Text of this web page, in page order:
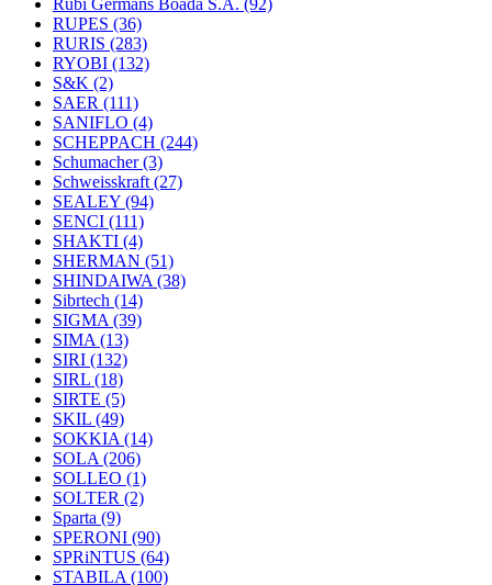
Rubi Germans Boada S.A. (92)
RUPES (36)
RURIS (283)
RYOBI (132)
S&K (2)
SAER (111)
SANIFLO (4)
SCHEPPACH (244)
Schumacher(3)
Schweisskraft (27)
SEALEY (94)
SENCI (111)
SHAKTI (4)
SHERMAN (51)
SHINDAIWA (38)
Sibrtech (14)
SIGMA (39)
SIMA (13)
SIRI (132)
SIRL (18)
SIRTE (5)
SKIL (49)
SOKKIA (14)
SOLA (206)
SOLLEO (1)
SOLTER (2)
Sparta (9)
SPERONI (90)
SPRiNTUS (64)
STABILA (100)